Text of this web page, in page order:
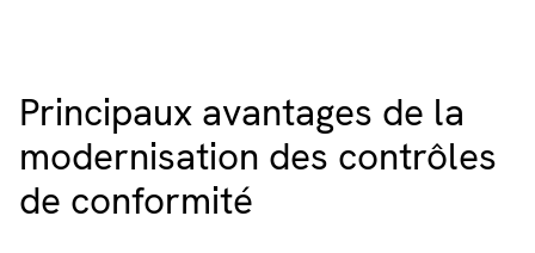
Principaux avantages de la
modernisation des contrôles
de conformité